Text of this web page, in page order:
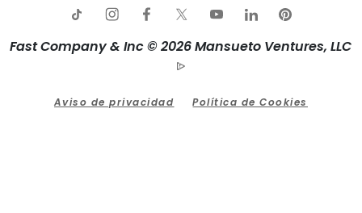
Fast Company & Inc © 2026 Mansueto Ventures, LLC
Aviso de privacidad Política de Cookies